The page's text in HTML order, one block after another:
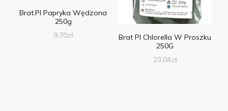
Brat.Pl Papryka Wędzona
250g
9,70zł
Brat Pl Chlorella W Proszku
250G
23,04zł